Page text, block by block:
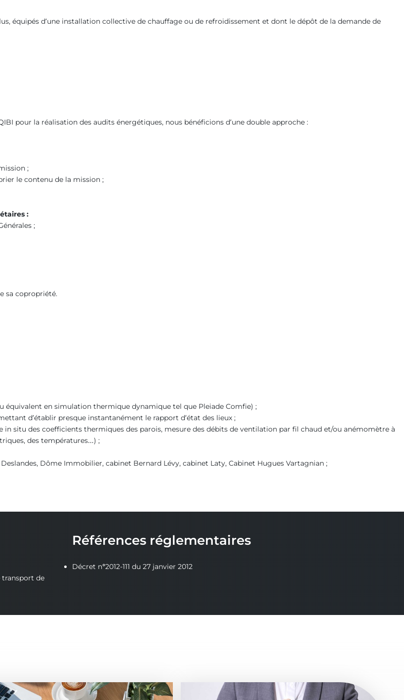
équipés d’une installation collective de chauffage ou de refroidissement et dont le dépôt de la demande de
pour la réalisation des audits énergétiques, nous bénéficions d’une double approche :
;
le contenu de la mission ;
:
;
sa copropriété.
en simulation thermique dynamique tel que Pleiade Comfie) ;
d’établir presque instantanément le rapport d’état des lieux ;
situ des coefficients thermiques des parois, mesure des débits de ventilation par fil chaud et/ou anémomètre à
des températures…) ;
Dôme Immobilier, cabinet Bernard Lévy, cabinet Laty, Cabinet Hugues Vartagnian ;
transport de
Références réglementaires
Décret n°2012-111 du 27 janvier 2012